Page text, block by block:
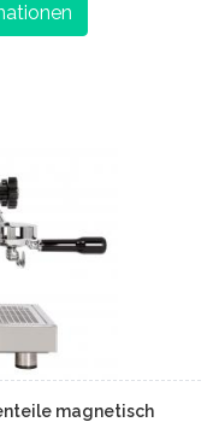
magnetisch